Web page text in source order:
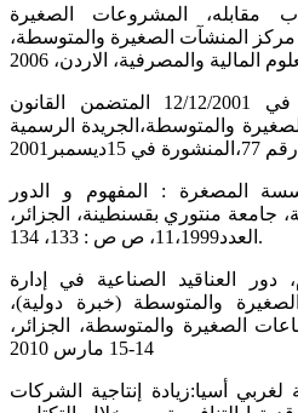
مقابله، المشروعات الصغيرة
مركز المنشآت الصغيرة والمتوسطة،
المالية والمصرفية، الاردن، 2006
القانون رقم 01-18 المؤرخ في 12/12/2001 المتضمن القانون
والمتوسطة،الجريدة الرسمية
المصغرة : المفهوم و الدور
جامعة منتوري بقسنطينة، الجزائر،
العدد11،1999، ص ص : 133، 134.
العناقيد الصناعية في إدارة
والمتوسطة (خبرة دولية)،
الصغيرة والمتوسطة، الجزائر،
14-15 مارس 2010
لغربي أسيا:زيادة إنتاجية الشركات